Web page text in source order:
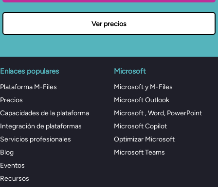
Ver precios
Enlaces populares
Plataforma M-Files
Precios
Capacidades de la plataforma
Integración de plataformas
Servicios profesionales
Blog
Eventos
Recursos
Microsoft
Microsoft y M-Files
Microsoft Outlook
Microsoft , Word, PowerPoint
Microsoft Copilot
Optimizar Microsoft
Microsoft Teams